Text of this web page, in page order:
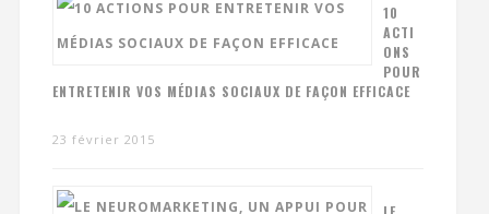
10
ACTI
ONS
POUR
ENTRETENIR VOS MÉDIAS SOCIAUX DE FAÇON EFFICACE
23 février 2015